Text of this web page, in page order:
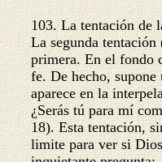
103. La tentación de
La segunda
primera. En el fondo
fe. De hecho,
aparece en la
¿Serás tú para mí
18). Esta tentación,
limite para ver si